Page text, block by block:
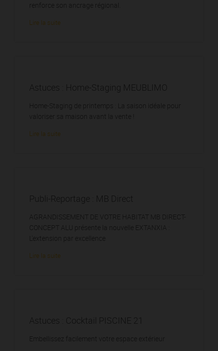
renforce son ancrage régional.
Lire la suite
Astuces : Home-Staging MEUBLIMO
Home-Staging de printemps : La saison idéale pour
valoriser sa maison avant la vente !
Lire la suite
Publi-Reportage : MB Direct
AGRANDISSEMENT DE VOTRE HABITAT MB DIRECT-
CONCEPT ALU présente la nouvelle EXTANXIA :
L'extension par excellence
Lire la suite
Astuces : Cocktail PISCINE 21
Embellissez facilement votre espace extérieur